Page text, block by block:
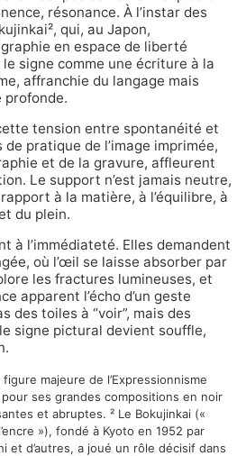
résonance. À l’instar des
qui, au Japon,
en espace de liberté
signe comme une écriture à la
affranchie du langage mais
profonde.
tension entre spontanéité et
pratique de l’image imprimée,
et de la gravure, affleurent
Le support n’est jamais neutre,
à la matière, à l’équilibre, à
du plein.
à l’immédiateté. Elles demandent
où l’œil se laisse absorber par
les fractures lumineuses, et
apparent l’écho d’un geste
des toiles à “voir”, mais des
signe pictural devient souffle,
majeure de l’Expressionnisme
ses grandes compositions en noir
et abruptes. ² Le Bokujinkai («
»), fondé à Kyoto en 1952 par
et d’autres, a joué un rôle décisif dans